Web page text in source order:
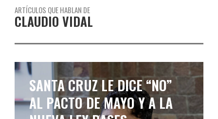
ARTÍCULOS QUE HABLAN DE
CLAUDIO VIDAL
SANTA CRUZ LE DICE “NO”
AL PACTO DE MAYO Y A LA